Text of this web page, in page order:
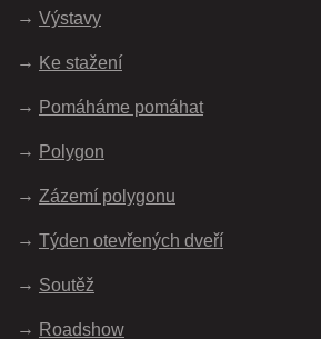
Výstavy
Ke stažení
Pomáháme pomáhat
Polygon
Zázemí polygonu
Týden otevřených dveří
Soutěž
Roadshow